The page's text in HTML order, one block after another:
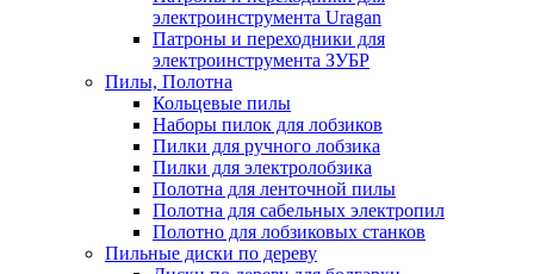
электроинструмента Uragan
Патроны и переходники для
электроинструмента ЗУБР
Пилы, Полотна
Кольцевые пилы
Наборы пилок для лобзиков
Пилки для ручного лобзика
Пилки для электролобзика
Полотна для ленточной пилы
Полотна для сабельных электропил
Полотно для лобзиковых станков
Пильные диски по дереву